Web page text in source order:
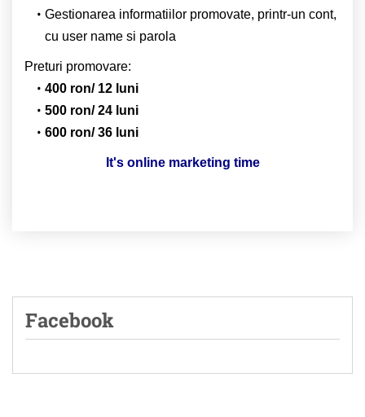
Gestionarea informatiilor promovate, printr-un cont,
cu user name si parola
Preturi promovare:
400 ron/ 12 luni
500 ron/ 24 luni
600 ron/ 36 luni
It's online marketing time
Facebook